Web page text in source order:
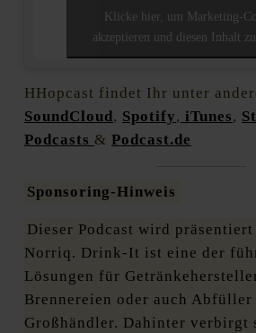
Klicke hier, um Marketing-
akzeptieren und diesen Inhalt
HHopcast findet Ihr unter
SoundCloud, Spotify, iTunes,
Podcasts & Podcast.de
Sponsoring-Hinweis
Dieser Podcast wird
Norriq. Drink-It ist eine der
Lösungen für
Brennereien oder auch Abfüller
Großhändler. Dahinter verbirgt